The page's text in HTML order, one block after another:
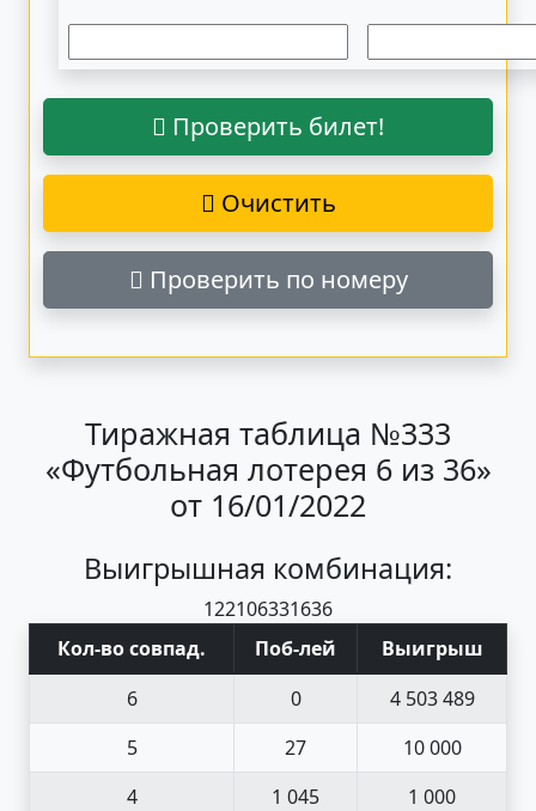
Проверить билет!
Очистить
Проверить по номеру
Тиражная таблица №333
«Футбольная лотерея 6 из 36»
от 16/01/2022
Выигрышная комбинация:
122106331636
Кол-во совпад. Поб-лей
Выигрыш
6
0
4 503 489
5
27
10 000
4
1 045
1 000